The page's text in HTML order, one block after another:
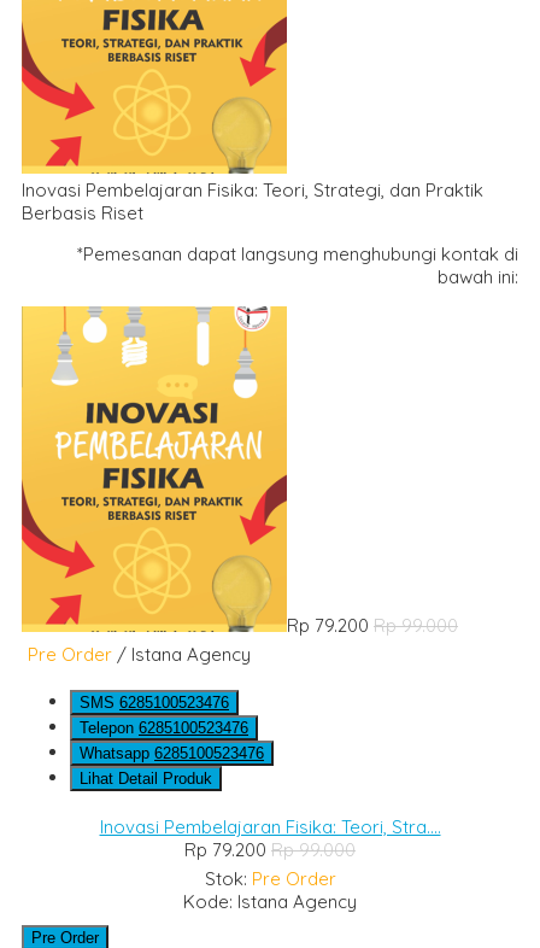
Inovasi Pembelajaran Fisika: Teori, Strategi, dan Praktik
Berbasis Riset
*Pemesanan dapat langsung menghubungi kontak di
bawah ini:
Rp 79.200 Rp 99.000
Pre Order / Istana Agency
SMS 6285100523476
Telepon 6285100523476
Whatsapp 6285100523476
Lihat Detail Produk
Inovasi Pembelajaran Fisika: Teori, Stra....
Rp 79.200 Rp 99.000
Stok: Pre Order
Kode: Istana Agency
Pre Order